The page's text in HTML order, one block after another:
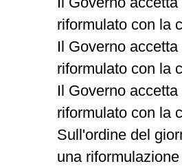
riformulato con la
Il Governo
riformulato con la
Il Governo
riformulato con la
Sull'ordine del
una